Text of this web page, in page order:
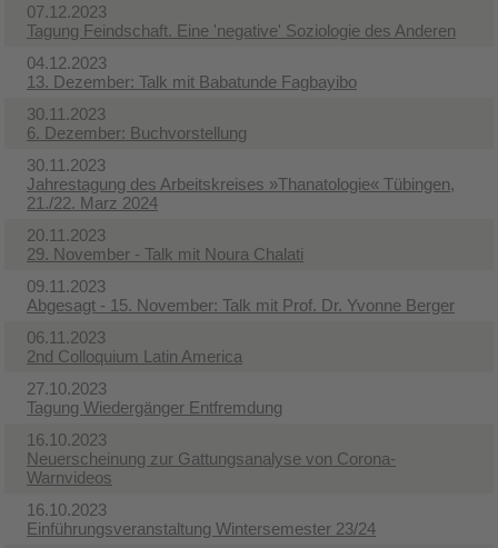
07.12.2023
Tagung Feindschaft. Eine 'negative' Soziologie des Anderen
04.12.2023
13. Dezember: Talk mit Babatunde Fagbayibo
30.11.2023
6. Dezember: Buchvorstellung
30.11.2023
Jahrestagung des Arbeitskreises »Thanatologie« Tübingen,
21./22. Marz 2024
20.11.2023
29. November - Talk mit Noura Chalati
09.11.2023
Abgesagt - 15. November: Talk mit Prof. Dr. Yvonne Berger
06.11.2023
2nd Colloquium Latin America
27.10.2023
Tagung Wiedergänger Entfremdung
16.10.2023
Neuerscheinung zur Gattungsanalyse von Corona-
Warnvideos
16.10.2023
Einführungsveranstaltung Wintersemester 23/24